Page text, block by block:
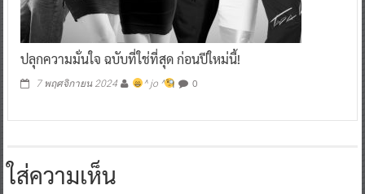
ปลุกความมั่นใจ ฉบับที่ใช่ที่สุด ก่อนปีใหม่นี้!
7 พฤศจิกายน 2024 ^ jo ^ 0
ใส่ความเห็น